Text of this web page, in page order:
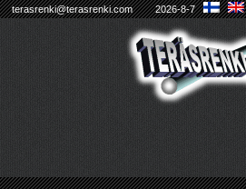
terasrenki@terasrenki.com 2026-8-7